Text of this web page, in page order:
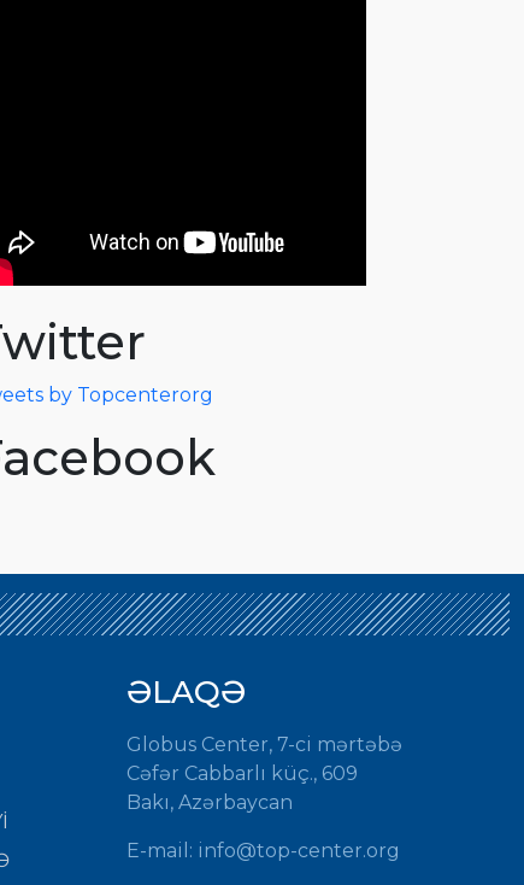
by Topcenterorg
ƏLAQƏ
Globus Center, 7-ci mərtəbə
Cəfər Cabbarlı küç., 609
Bakı, Azərbaycan
E-mail: info@top-center.org